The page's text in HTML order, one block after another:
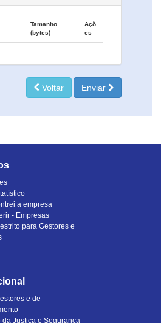
Tamanho
(bytes)
Açõ
es
Voltar Enviar
a empresa
- Empresas
para Gestores e
e de
da Justiça e Segurança